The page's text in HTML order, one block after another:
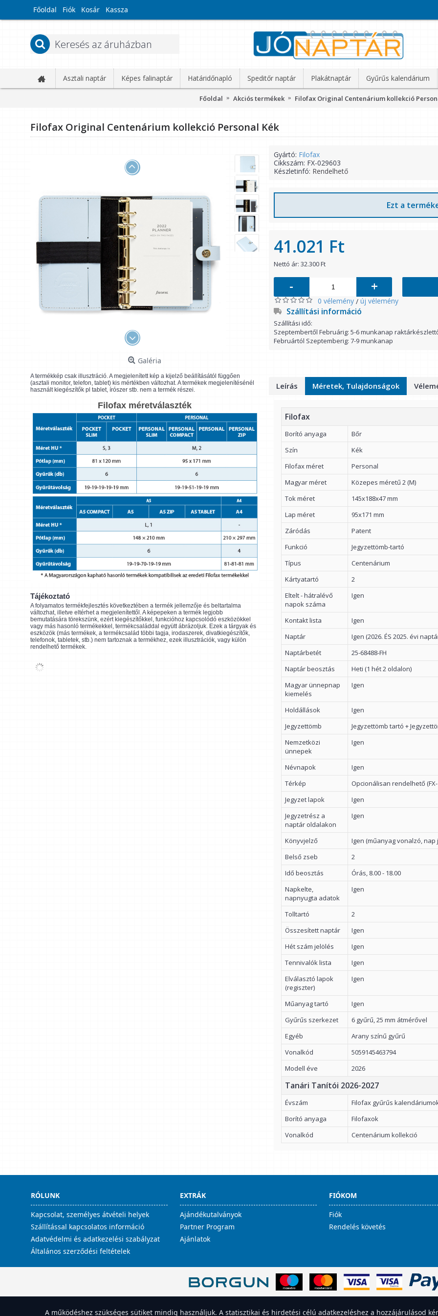
Főoldal Fiók Kosár Kassza
Asztali naptár Képes falinaptár Határidőnapló Speditőr naptár Plakátnaptár Gyűrűs kalendárium
Főoldal Akciós termékek Filofax Original Centenárium kollekció
Filofax Original Centenárium kollekció Personal Kék
Galéria
A termékkép csak illusztráció. A megjelenített kép a kijelző beállításától függően
(asztali monitor, telefon, tablet) kis mértékben változhat. A termékek megjelenítésénél
használt kiegészítők pl tablet, írószer stb. nem a termék részei.
Filofax méretválaszték
Tájékoztató
A folyamatos termékfejlesztés következtében a termék jellemzője és beltartalma
változhat, illetve eltérhet a megjelenítettől. A képepeken a termék legjobb
bemutatására törekszünk, ezért kiegészítőkkel, funkcióhoz kapcsolódó eszközökkel
vagy más hasonló termékekkel, termékcsaláddal együtt ábrázoljuk. Ezek a tárgyak és
eszközök (más termékek, a termékcsalád többi tagja, irodaszerek, divatkiegészítők,
telefonok, tabletek, stb.) nem tartoznak a termékhez, ezek illusztrációk, vagy külön
rendelhető termékek.
Gyártó: Filofax
Cikkszám: FX-029603
Készletinfó: Rendelhető
Ezt a
41.021 Ft
Nettó ár: 32.300 Ft
- +
0 vélemény / új vélemény
Szállítási információ
Szállítási idő:
Szeptembertől Februárig: 5-6 munkanap
Februártól Szeptemberig: 7-9 munkanap
Leírás Méretek, Tulajdonságok
Filofax
Borító anyaga
Bőr
Szín
Kék
Filofax méret
Personal
Magyar méret
Közepes méretű 2 (M)
Tok méret
145x188x47 mm
Lap méret
95x171 mm
Záródás
Patent
Funkció
Jegyzettömb-tartó
Típus
Centenárium
Kártyatartó
2
Eltelt - hátralévő
napok száma
Igen
Kontakt lista
Igen
Naptár
Igen (2026. ÉS 2025. évi
Naptárbetét
25-68488-FH
Naptár beosztás
Heti (1 hét 2 oldalon)
Magyar ünnepnap
kiemelés
Igen
Holdállások
Igen
Jegyzettömb
Jegyzettömb tartó +
Nemzetközi
ünnepek
Igen
Névnapok
Igen
Térkép
Opcionálisan rendelhető (FX-
Jegyzet lapok
Igen
Jegyzetrész a
naptár oldalakon
Igen
Könyvjelző
Igen (műanyag vonalzó, nap
Belső zseb
2
Idő beosztás
Órás, 8.00 - 18.00
Napkelte,
napnyugta adatok
Igen
Tolltartó
2
Összesített naptár
Igen
Hét szám jelölés
Igen
Tennivalók lista
Igen
Elválasztó lapok
(regiszter)
Igen
Műanyag tartó
Igen
Gyűrűs szerkezet
6 gyűrű, 25 mm átmérővel
Egyéb
Arany színű gyűrű
Vonalkód
5059145463794
Modell éve
2026
Tanári Tanítói 2026-2027
Évszám
Filofax gyűrűs
Borító anyaga
Filofaxok
Vonalkód
Centenárium kollekció
RÓLUNK
Kapcsolat, személyes átvételi helyek
Szállítással kapcsolatos információ
Adatvédelmi és adatkezelési szabályzat
Általános szerződési feltételek
EXTRÁK
Ajándékutalványok
Partner Program
Ajánlatok
FIÓKOM
Fiók
Rendelés követés
Süti-beállítások megnyitása
A működéshez szükséges sütiket mindig használjuk. A statisztikai és hirdetési célú adatkezeléshez a hozzájárulásod